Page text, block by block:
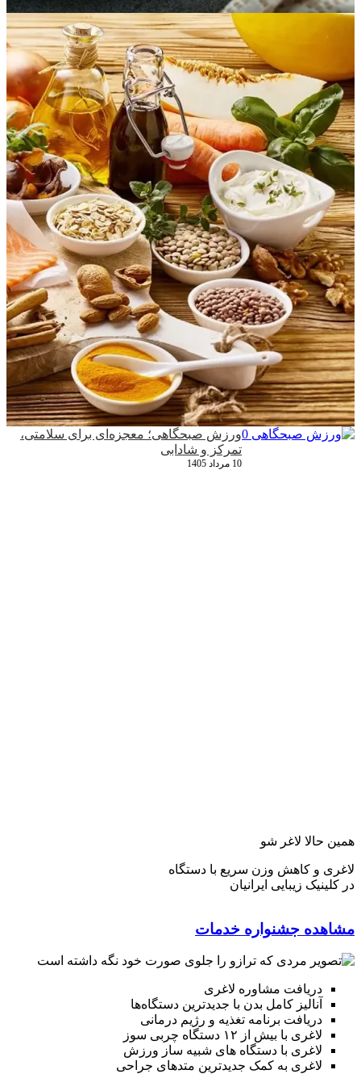
ورزش صبحگاهی؛ معجزه‌ای برای سلامتی،
تمرکز و شادابی
10 مرداد 1405
همین حالا لاغر شو
لاغری و کاهش وزن سریع با دستگاه
در کلینیک زیبایی ایرانیان
مشاهده جشنواره خدمات
دریافت مشاوره لاغری
آنالیز کامل بدن با جدیدترین دستگاه‌ها
دریافت برنامه تغذیه و رژیم درمانی
لاغری با بیش از ۱۲ دستگاه چربی سوز
لاغری با دستگاه های شبیه ساز ورزش
لاغری به کمک جدیدترین متدهای جراحی